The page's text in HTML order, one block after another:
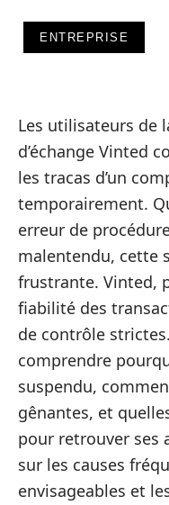
ENTREPRISE
Les utilisateurs de
d’échange Vinted
les tracas d’un
temporairement.
erreur de
malentendu, cette
frustrante. Vinted,
fiabilité des
de contrôle
comprendre
suspendu,
gênantes, et
pour retrouver ses
sur les causes
envisageables et